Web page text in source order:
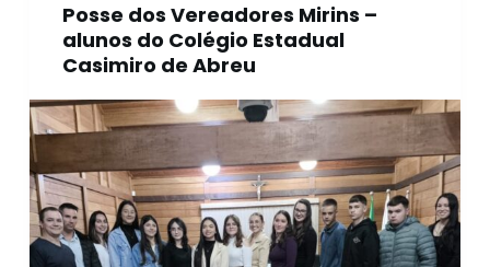
Posse dos Vereadores Mirins –
alunos do Colégio Estadual
Casimiro de Abreu